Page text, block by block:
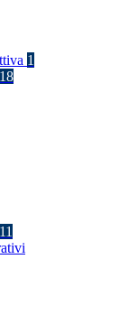
1
18
11